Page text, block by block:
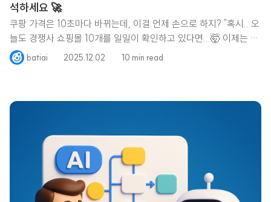
석하세요 🚀
쿠팡 가격은 10초마다 바뀌는데, 이걸 언제 손으로 하지? "혹시.. 오
늘도 경쟁사 쇼핑몰 10개를 일일이 확인하고 있다면...🤯 이제는 자
동화가 꼭
batiai 2025.12.02 10 min read